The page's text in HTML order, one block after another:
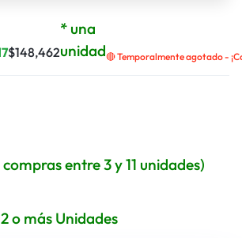
$148,462
* una
unidad🔴 Temporalmente agotado -
compras entre 3 y 11 unidades)
o más Unidades